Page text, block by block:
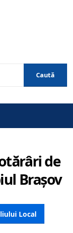
Caută
de
Brașov
Local